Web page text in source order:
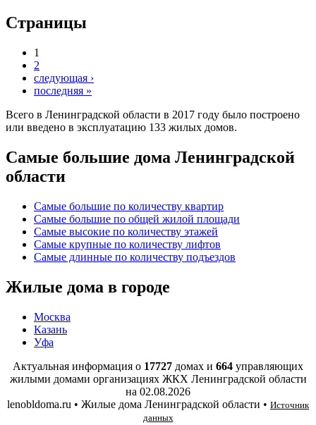
Страницы
1
2
следующая ›
последняя »
Всего в Ленинградской области в 2017 году было построено
или введено в эксплуатацию 133 жилых домов.
Самые большие дома Ленинградской
области
Самые большие по количеству квартир
Самые большие по общей жилой площади
Самые высокие по количеству этажей
Самые крупные по количеству лифтов
Самые длинные по количеству подъездов
Жилые дома в городе
Москва
Казань
Уфа
Актуальная информация о 17727 домах и 664 управляющих
жилыми домами организациях ЖКХ Ленинградской области
на 02.08.2026
lenobldoma.ru • Жилые дома Ленинградской области • Источник
данных